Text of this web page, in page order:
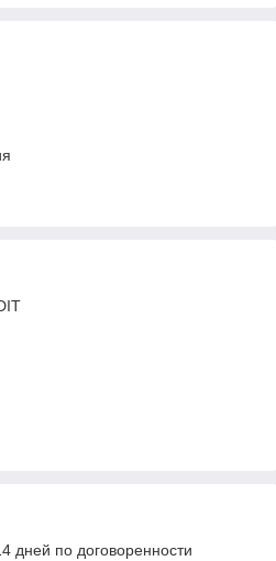
дней по договоренности